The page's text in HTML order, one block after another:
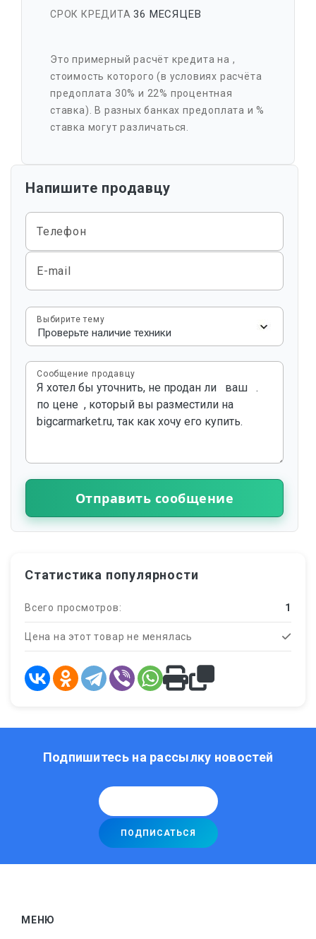
СРОК КРЕДИТА36 МЕСЯЦЕВ
Это примерный расчёт кредита на ,
стоимость которого(в условиях расчёта
предоплата 30% и 22% процентная
ставка). В разных банках предоплата и %
ставка могут различаться.
Напишите продавцу
Телефон
E-mail
Выбирите тему
Сообщение продавцу
Отправить сообщение
Статистика популярности
Всего просмотров: 1
Цена на этот товар не менялась
Подпишитесь на рассылку новостей
МЕНЮ